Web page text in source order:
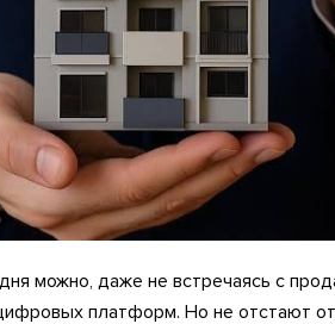
можно, даже не встречаясь с
платформ. Но не отстают